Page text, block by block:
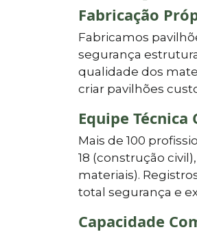
Fabricação
Fabricamos
segurança
qualidade dos
criar pavilhões
Equipe
Mais de 100
18 (construção
materiais).
total segurança e
Capacidade